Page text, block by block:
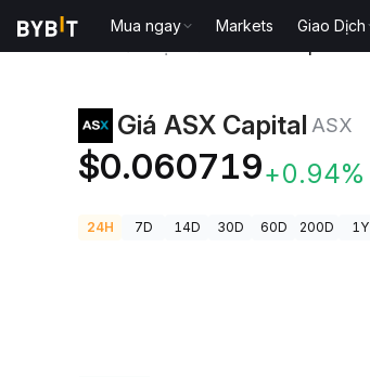
Mua ngay Markets Giao Dịch
Giá ASX Capital ASX
$0.060719+0.94%
24H 7D 14D 30D 60D 200D 1Y